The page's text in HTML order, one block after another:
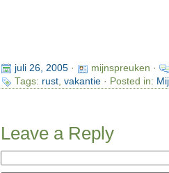
juli 26, 2005·
mijnspreuken ·
Tags: rust, vakantie· Posted in:
Leave a Reply